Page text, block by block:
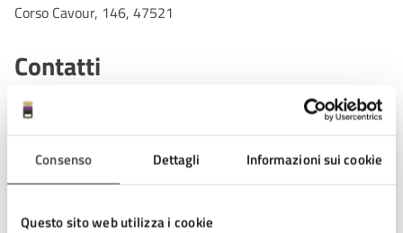
Consenso Dettagli Informazioni sui cookie
Questo sito web utilizza i cookie
Corso Cavour, 146, 47521
Contatti
Telefono:
0547 20554
URL: